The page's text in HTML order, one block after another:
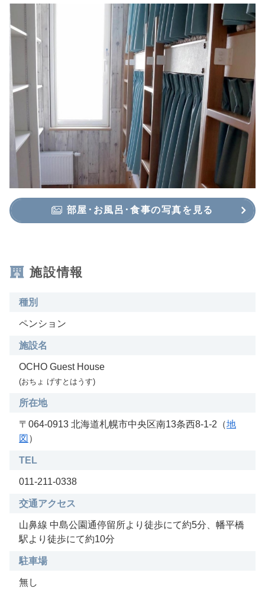
部屋･お風呂･食事の写真を見る
施設情報
種別
ペンション
施設名
OCHO Guest House
(おちょ げすとはうす)
所在地
〒064-0913 北海道札幌市中央区南13条西8-1-2（地
図 ）
TEL
011-211-0338
交通アクセス
山鼻線 中島公園通停留所より徒歩にて約5分、幡平橋
駅より徒歩にて約10分
駐車場
無し